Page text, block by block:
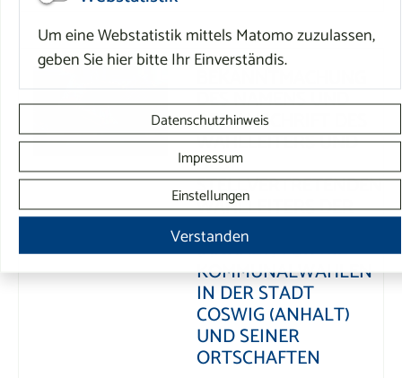
Um eine Webstatistik mittels Matomo zuzulassen,
geben Sie hier bitte Ihr Einverständis.
Datenschutzhinweis
Impressum
Einstellungen
Verstanden
DES NAMENS UND
DER ANSCHRIFT DES
WAHLLEITERS UND
DES
STELLVERTRETENDEN
WAHLLEITERS DER
STADT COSWIG
(ANHALT) FÜR DIE
KOMMUNALWAHLEN
IN DER STADT
COSWIG (ANHALT)
UND SEINER
ORTSCHAFTEN